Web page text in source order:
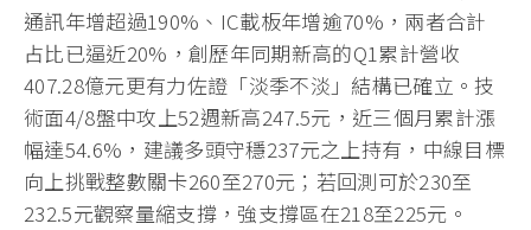
通訊年增超過190%、IC載板年增逾70%，兩者合計
占比已逼近20%，創歷年同期新高的Q1累計營收
407.28億元更有力佐證「淡季不淡」結構已確立。技
術面4/8盤中攻上52週新高247.5元，近三個月累計漲
幅達54.6%，建議多頭守穩237元之上持有，中線目標
向上挑戰整數關卡260至270元；若回測可於230至
232.5元觀察量縮支撐，強支撐區在218至225元。